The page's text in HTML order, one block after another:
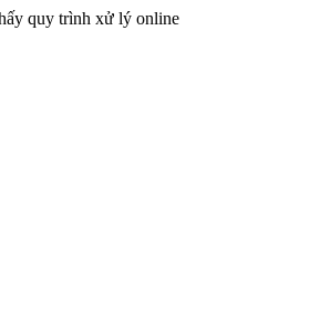
quy trình xử lý online